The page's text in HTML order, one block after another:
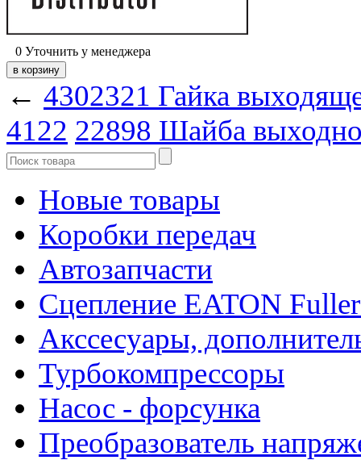
0 Уточнить у менеджера
← 4302321 Гайка
4122 22898 Шайба
Новые товары
Коробки передач
Автозапчасти
Сцепление EATON
Акссесуары,
Турбокомпрессоры
Насос - форсунка
Преобразователь